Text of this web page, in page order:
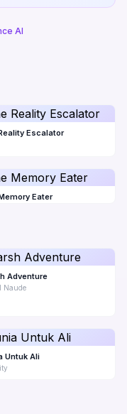
AI
Escalator
Eater
Adventure
Naude
Untuk Ali